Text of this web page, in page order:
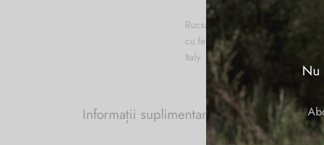
Nu
Rucsac din piele naturala
cu fermoar ), buzunar exterior
Italy
Informații suplimentare